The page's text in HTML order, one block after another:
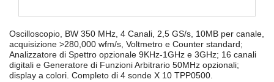
Oscilloscopio, BW 350 MHz, 4 Canali, 2,5 GS/s, 10MB per canale,
acquisizione >280,000 wfm/s, Voltmetro e Counter standard;
Analizzatore di Spettro opzionale 9KHz-1GHz e 3GHz; 16 canali
digitali e Generatore di Funzioni Arbitrario 50MHz opzionali;
display a colori. Completo di 4 sonde X 10 TPP0500.